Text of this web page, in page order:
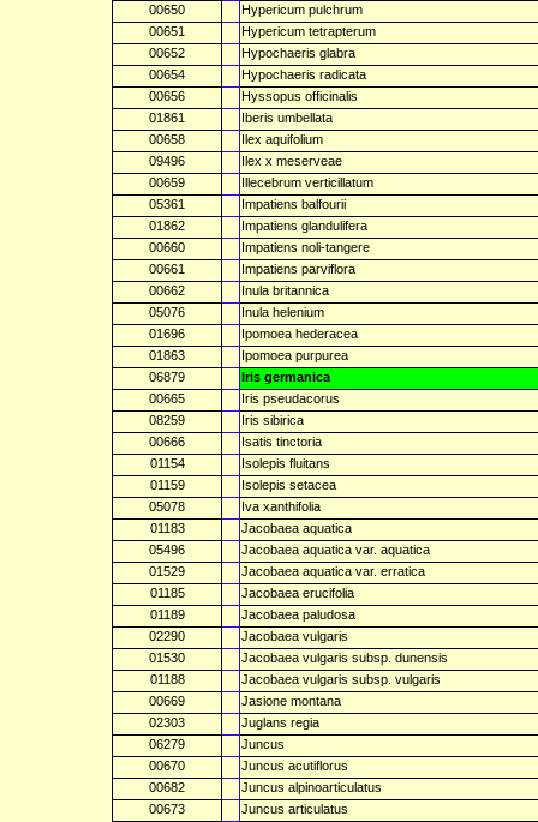
00650
Hypericum pulchrum
00651
Hypericum tetrapterum
00652
Hypochaeris glabra
00654
Hypochaeris radicata
00656
Hyssopus officinalis
01861
Iberis umbellata
00658
Ilex aquifolium
09496
Ilex x meserveae
00659
Illecebrum verticillatum
05361
Impatiens balfourii
01862
Impatiens glandulifera
00660
Impatiens noli-tangere
00661
Impatiens parviflora
00662
Inula britannica
05076
Inula helenium
01696
Ipomoea hederacea
01863
Ipomoea purpurea
06879
Iris germanica
00665
Iris pseudacorus
08259
Iris sibirica
00666
Isatis tinctoria
01154
Isolepis fluitans
01159
Isolepis setacea
05078
Iva xanthifolia
01183
Jacobaea aquatica
05496
Jacobaea aquatica var. aquatica
01529
Jacobaea aquatica var. erratica
01185
Jacobaea erucifolia
01189
Jacobaea paludosa
02290
Jacobaea vulgaris
01530
Jacobaea vulgaris subsp. dunensis
01188
Jacobaea vulgaris subsp. vulgaris
00669
Jasione montana
02303
Juglans regia
06279
Juncus
00670
Juncus acutiflorus
00682
Juncus alpinoarticulatus
00673
Juncus articulatus